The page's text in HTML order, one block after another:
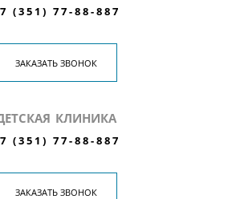
(351) 77-88-887
ЗАКАЗАТЬ ЗВОНОК
КЛИНИКА
(351) 77-88-887
ЗАКАЗАТЬ ЗВОНОК